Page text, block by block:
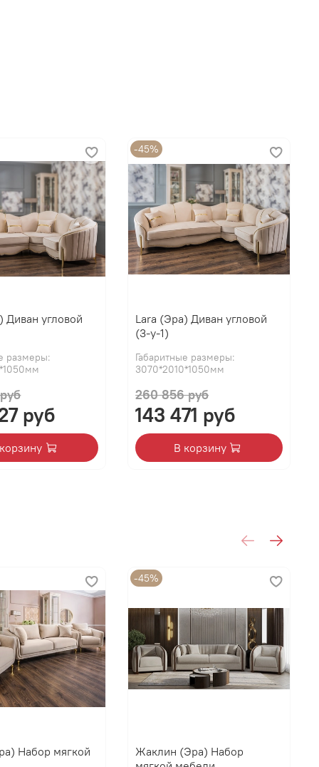
Диван угловой
размеры:
руб
-45%
Lara (Эра) Диван угловой
(3-у-1)
Габаритные размеры:
3070*2010*1050мм
260 856 руб
143 471 руб
В корзину
Набор мягкой
-45%
Жаклин (Эра) Набор